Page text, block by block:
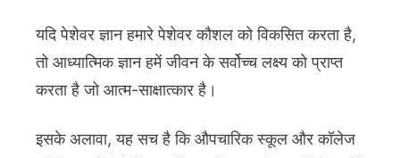
यदि पेशेवर ज्ञान हमारे पेशेवर कौशल को विकसित करता है,
तो आध्यात्मिक ज्ञान हमें जीवन के सर्वोच्च लक्ष्य को प्राप्त
करता है जो आत्म-साक्षात्कार है।
इसके अलावा, यह सच है कि औपचारिक स्कूल और कॉलेज